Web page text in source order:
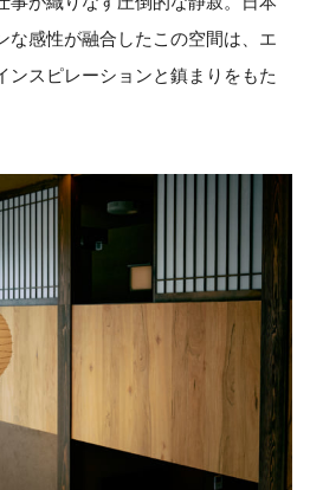
な感性が融合したこの空間は、エ
ンスピレーションと鎮まりをもた